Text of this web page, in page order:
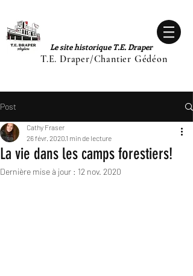
Le site historique T.E. Draper
T.E. Draper/Chantier Gédéon
Post
La vie dans les camps forestiers!
Cathy Fraser
26 févr. 2020 1 min de lecture
Dernière mise à jour : 12 nov. 2020